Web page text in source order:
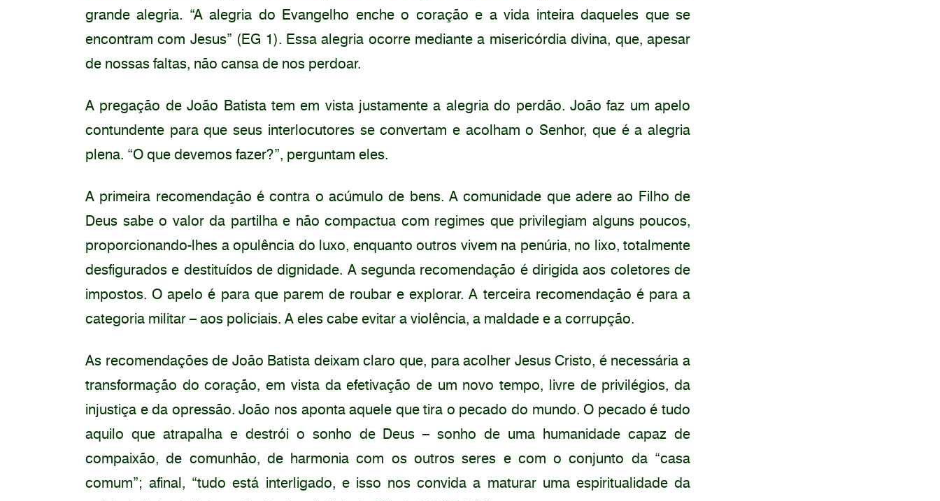
grande alegria. “A alegria do Evangelho enche o coração e a vida inteira daqueles que se
encontram com Jesus” (EG 1). Essa alegria ocorre mediante a misericórdia divina, que, apesar
de nossas faltas, não cansa de nos perdoar.
A pregação de João Batista tem em vista justamente a alegria do perdão. João faz um apelo
contundente para que seus interlocutores se convertam e acolham o Senhor, que é a alegria
plena. “O que devemos fazer?”, perguntam eles.
A primeira recomendação é contra o acúmulo de bens. A comunidade que adere ao Filho de
Deus sabe o valor da partilha e não compactua com regimes que privilegiam alguns poucos,
proporcionando-lhes a opulência do luxo, enquanto outros vivem na penúria, no lixo, totalmente
desfigurados e destituídos de dignidade. A segunda recomendação é dirigida aos coletores de
impostos. O apelo é para que parem de roubar e explorar. A terceira recomendação é para a
categoria militar – aos policiais. A eles cabe evitar a violência, a maldade e a corrupção.
As recomendações de João Batista deixam claro que, para acolher Jesus Cristo, é necessária a
transformação do coração, em vista da efetivação de um novo tempo, livre de privilégios, da
injustiça e da opressão. João nos aponta aquele que tira o pecado do mundo. O pecado é tudo
aquilo que atrapalha e destrói o sonho de Deus – sonho de uma humanidade capaz de
compaixão, de comunhão, de harmonia com os outros seres e com o conjunto da “casa
comum”; afinal, “tudo está interligado, e isso nos convida a maturar uma espiritualidade da